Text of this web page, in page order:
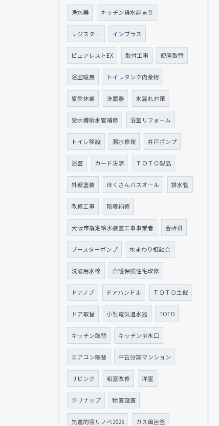
浄水器 キッチン排水詰まり
レジスター インプラス
ピュアレストEX 取付工事 便座取替
浴室暖房 トイレタンク内金物
夏季休業 洗面器 水漏れ対策
受水槽給水管補修 浴室リフォーム
トイレ移設 漏水修理 井戸ポンプ
浴室 カード決済 ＴＯＴＯ製品
外壁塗装 ほくさんバスオール 排水管
改修工事 階段補修
大阪市指定給水装置工事事業者 会所枡
ブースターポンプ 水まわり相談会
洗濯用水栓 介護保険住宅改修
ドアノブ ドアハンドル ＴＯＴＯ主催
ドア取替 小型電気温水器 TOTO
キッチン取替 キッチン排水口
エアコン取替 中古分譲マンション
リビング 和室改修 洋室
クリナップ 物置設置
先進的窓リノベ2026 ガス風呂釜